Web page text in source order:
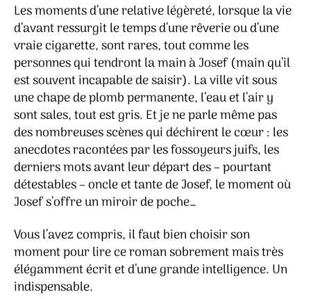
Les moments d’une relative légèreté, lorsque la vie
d’avant ressurgit le temps d’une rêverie ou d’une
vraie cigarette, sont rares, tout comme les
personnes qui tendront la main à Josef (main qu’il
est souvent incapable de saisir). La ville vit sous
une chape de plomb permanente, l’eau et l’air y
sont sales, tout est gris. Et je ne parle même pas
des nombreuses scènes qui déchirent le cœur : les
anecdotes racontées par les fossoyeurs juifs, les
derniers mots avant leur départ des – pourtant
détestables – oncle et tante de Josef, le moment où
Josef s’offre un miroir de poche…
Vous l’avez compris, il faut bien choisir son
moment pour lire ce roman sobrement mais très
élégamment écrit et d’une grande intelligence. Un
indispensable.